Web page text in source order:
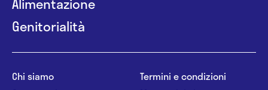
Genitorialità
Chi siamo
Termini e condizioni